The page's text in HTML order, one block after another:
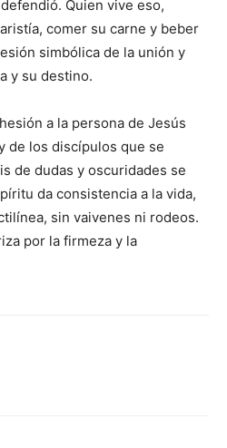
Quien vive eso,
comer su carne y beber
simbólica de la unión y
y su destino.
a la persona de Jesús
de los discípulos que se
de dudas y oscuridades se
da consistencia a la vida,
sin vaivenes ni rodeos.
por la firmeza y la